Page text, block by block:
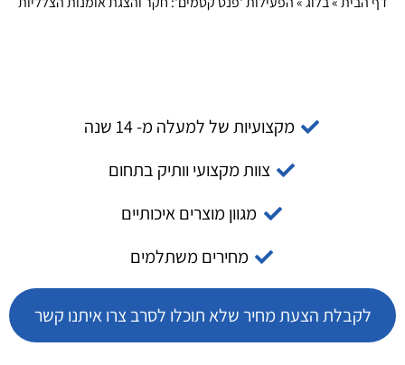
מקצועיות של למעלה מ- 14 שנה
צוות מקצועי וותיק בתחום
מגוון מוצרים איכותיים
מחירים משתלמים
לקבלת הצעת מחיר שלא תוכלו לסרב צרו איתנו קשר